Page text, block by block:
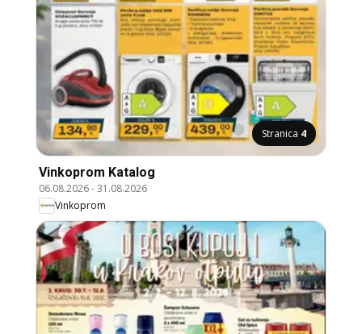
Stranica 4
Vinkoprom Katalog
06.08.2026-31.08.2026
Vinkoprom